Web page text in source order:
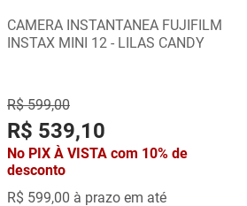
CAMERA INSTANTANEA FUJIFILM
INSTAX MINI 12 - LILAS CANDY
R$ 599,00
R$ 539,10
No PIX À VISTA com 10% de
desconto
R$ 599,00 à prazo em até